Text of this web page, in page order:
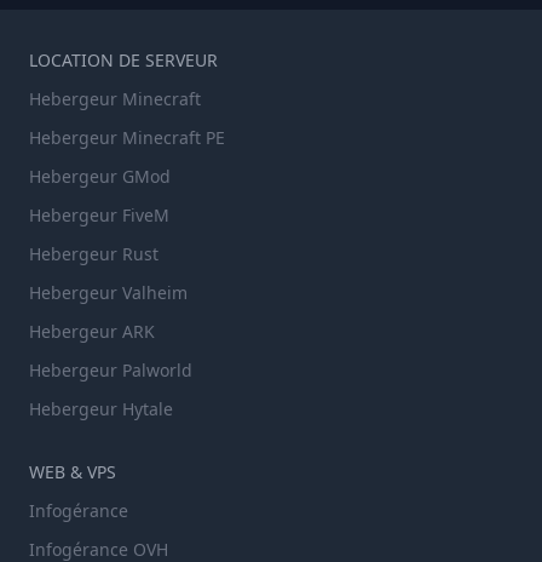
LOCATION DE SERVEUR
Hebergeur Minecraft
Hebergeur Minecraft PE
Hebergeur GMod
Hebergeur FiveM
Hebergeur Rust
Hebergeur Valheim
Hebergeur ARK
Hebergeur Palworld
Hebergeur Hytale
WEB & VPS
Infogérance
Infogérance OVH